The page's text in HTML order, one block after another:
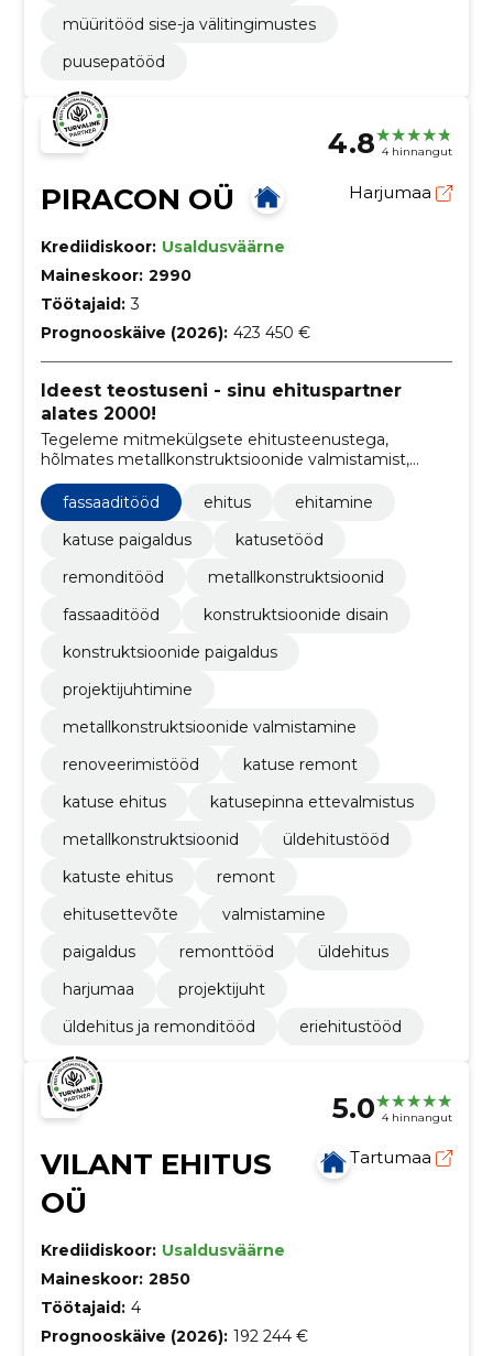
müüritööd sise-ja välitingimustes
puusepatööd
4.8 4 hinnangut
PIRACON OÜ Harjumaa
Krediidiskoor: Usaldusväärne
Maineskoor: 2990
Töötajaid: 3
Prognooskäive (2026): 423 450 €
Ideest teostuseni - sinu ehituspartner
alates 2000!
Tegeleme mitmekülgsete ehitusteenustega,
hõlmates metallkonstruktsioonide valmistamist,
üldehitustöid, katuste ehitust ja remonti ning
fassaaditöid.
fassaaditööd ehitus
ehitamine
katuse paigaldus
katusetööd
remonditööd
metallkonstruktsioonid
fassaaditööd
konstruktsioonide disain
konstruktsioonide paigaldus
projektijuhtimine
metallkonstruktsioonide valmistamine
renoveerimistööd
katuse remont
katuse ehitus
katusepinna ettevalmistus
metallkonstruktsioonid
üldehitustööd
katuste ehitus
remont
ehitusettevõte
valmistamine
paigaldus
remonttööd
üldehitus
harjumaa
projektijuht
üldehitus ja remonditööd
eriehitustööd
5.0 4 hinnangut
VILANT EHITUS
OÜ
Tartumaa
Krediidiskoor: Usaldusväärne
Maineskoor: 2850
Töötajaid: 4
Prognooskäive (2026): 192 244 €